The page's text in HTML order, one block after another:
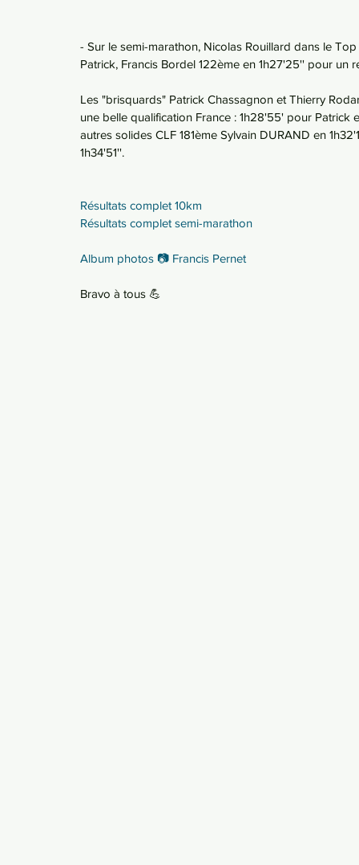
- Sur le semi-marathon, Nicolas Rouillard dans le
Patrick, Francis Bordel 122ème en 1h27'25'' pour un
Les "brisquards" Patrick Chassagnon et Thierry
une belle qualification France : 1h28'55' pour
autres solides CLF 181ème Sylvain DURAND en
1h34'51''.
Résultats complet 10km
Résultats complet semi-marathon
Album photos 📷 Francis Pernet
Bravo à tous 💪